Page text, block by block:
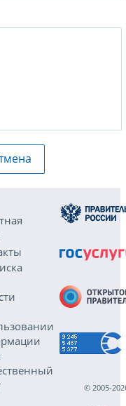
© 2005-